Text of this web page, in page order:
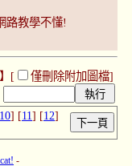
路教學不懂!
[ 僅刪除附加圖檔]
10] [11] [12]
-